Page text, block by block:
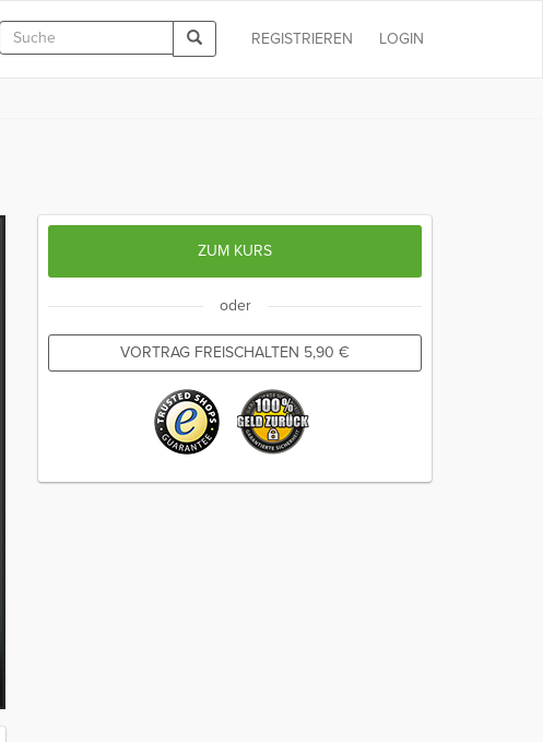
LOGIN
REGISTRIEREN
ZUM KURS
oder
VORTRAG FREISCHALTEN 5,90 €